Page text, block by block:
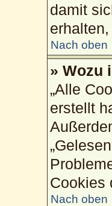
damit
Nach oben
» Wozu
„Alle
erstellt
Cookies
Nach oben